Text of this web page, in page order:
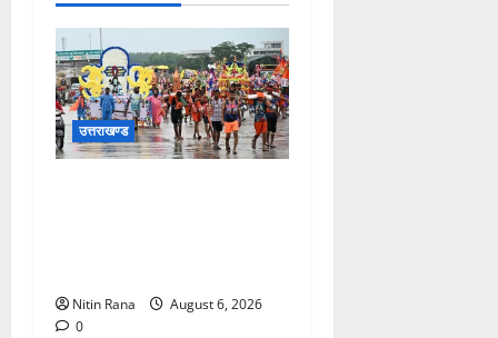
उत्तराखण्ड
Nitin Rana
August 6, 2026
0